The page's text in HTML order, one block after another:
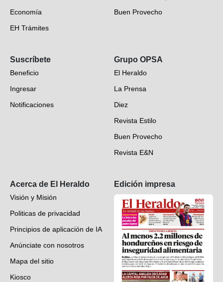
Economía
EH Trámites
EH Verifica
Fotogalerías
Deportes
Videos
Buen Provecho
Suscríbete
Beneficio
Ingresar
Notificaciones
Grupo OPSA
El Heraldo
La Prensa
Diez
Revista Estilo
Buen Provecho
Revista E&N
Acerca de El Heraldo
Visión y Misión
Politicas de privacidad
Principios de aplicación de IA
Anúnciate con nosotros
Mapa del sitio
Kiosco
Edición impresa